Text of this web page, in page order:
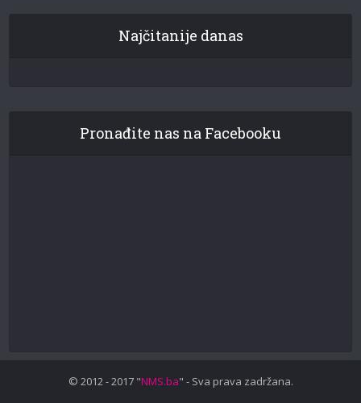
Najčitanije danas
Pronađite nas na Facebooku
© 2012 - 2017 "NMS.ba" - Sva prava zadržana.